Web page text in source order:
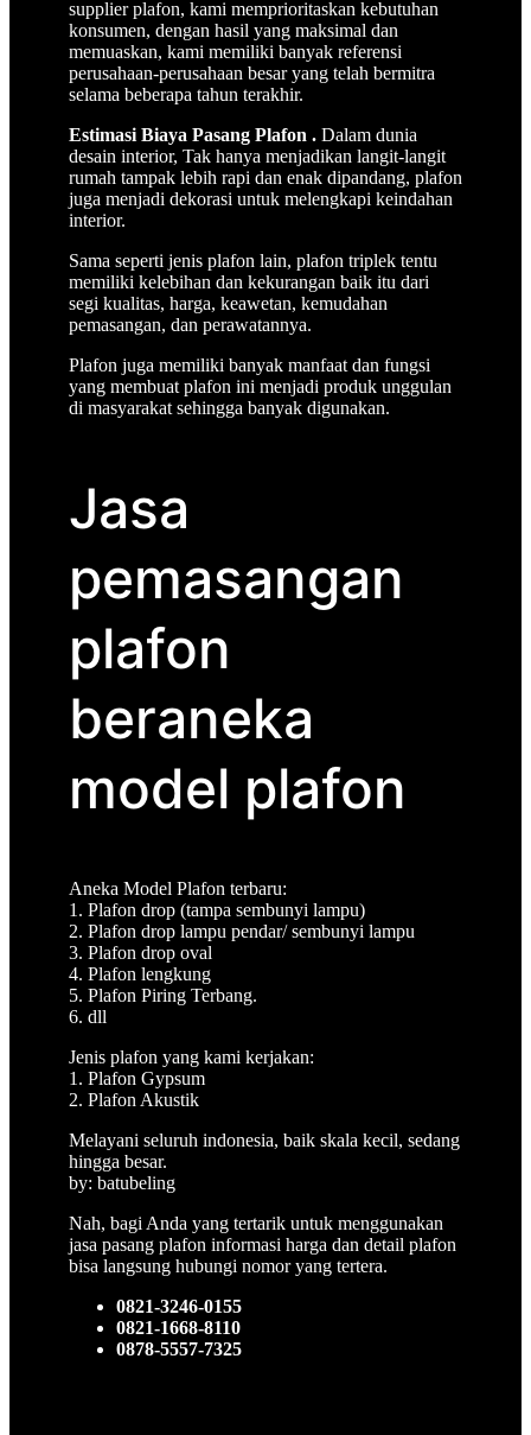
supplier plafon, kami memprioritaskan kebutuhan
konsumen, dengan hasil yang maksimal dan
memuaskan, kami memiliki banyak referensi
perusahaan-perusahaan besar yang telah bermitra
selama beberapa tahun terakhir.
Estimasi Biaya Pasang Plafon . Dalam dunia
desain interior, Tak hanya menjadikan langit-langit
rumah tampak lebih rapi dan enak dipandang, plafon
juga menjadi dekorasi untuk melengkapi keindahan
interior.
Sama seperti jenis plafon lain, plafon triplek tentu
memiliki kelebihan dan kekurangan baik itu dari
segi kualitas, harga, keawetan, kemudahan
pemasangan, dan perawatannya.
Plafon juga memiliki banyak manfaat dan fungsi
yang membuat plafon ini menjadi produk unggulan
di masyarakat sehingga banyak digunakan.
Jasa
pemasangan
plafon
beraneka
model plafon
Aneka Model Plafon terbaru:
1. Plafon drop (tampa sembunyi lampu)
2. Plafon drop lampu pendar/ sembunyi lampu
3. Plafon drop oval
4. Plafon lengkung
5. Plafon Piring Terbang.
6. dll
Jenis plafon yang kami kerjakan:
1. Plafon Gypsum
2. Plafon Akustik
Melayani seluruh indonesia, baik skala kecil, sedang
hingga besar.
by: batubeling
Nah, bagi Anda yang tertarik untuk menggunakan
jasa pasang plafon informasi harga dan detail plafon
bisa langsung hubungi nomor yang tertera.
0821-3246-0155
0821-1668-8110
0878-5557-7325